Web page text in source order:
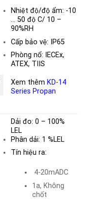
Nhiệt độ/độ ẩm: -10
… 50 độ C/ 10 –
90%RH
Cấp bảo vệ: IP65
Phòng nổ: IECEx,
ATEX, TIIS
Xem thêm KD-14
Series Propan
Dải đo:0 – 100%
LEL
Phân dải: 1 %LEL
Tín hiệu ra:
4-20mADC
1a, Không
chốt